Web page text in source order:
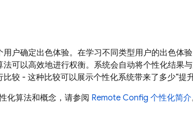
户确定出色体验。在学习不同类型用户的出色体
可以高效地进行权衡。系统会自动将个性化结果
较 - 这种比较可以展示个性化系统带来了多少“提升
化算法和概念，请参阅 Remote Config 个性化简介